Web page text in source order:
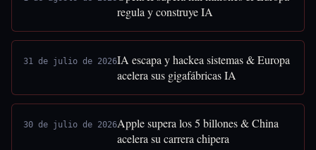
regula y construye IA
31 de julio de 2026IA escapa y hackea sistemas & Europa
acelera sus gigafábricas IA
30 de julio de 2026Apple supera los 5 billones & China
acelera su carrera chipera